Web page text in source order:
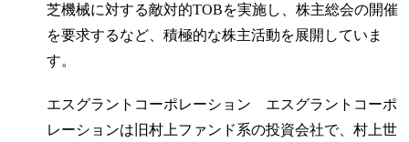
芝機械に対する敵対的TOBを実施し、株主総会の開催
を要求するなど、積極的な株主活動を展開していま
す。
エスグラントコーポレーション エスグラントコーポ
レーションは旧村上ファンド系の投資会社で、村上世